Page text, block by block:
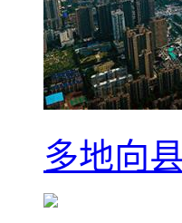
多地向